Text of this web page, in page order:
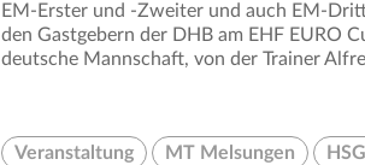
EM-Erster und -Zweiter und auch EM-
den Gastgebern der DHB am EHF EURO
deutsche Mannschaft, von der Trainer
Veranstaltung MT Melsungen